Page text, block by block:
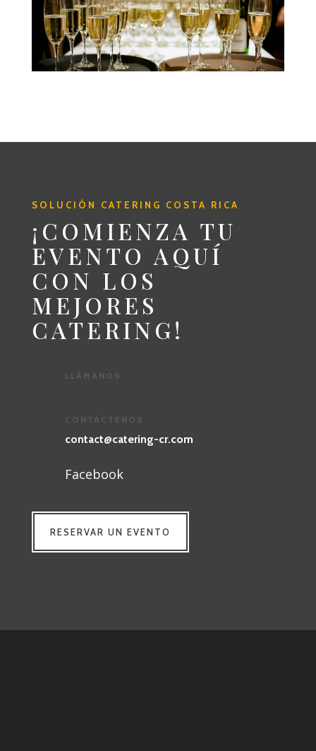
SOLUCIÓN CATERING COSTA RICA
¡COMIENZA TU
EVENTO AQUÍ
CON LOS
MEJORES
CATERING!
LLÁMANOS
CONTÁCTENOS
contact@catering-cr.com
Facebook
RESERVAR UN EVENTO